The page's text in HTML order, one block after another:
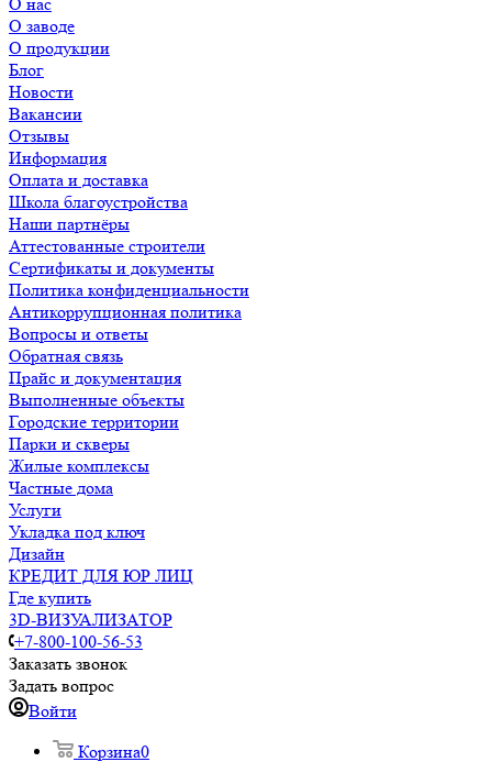
О заводе
О продукции
Блог
Новости
Вакансии
Отзывы
Информация
Оплата и доставка
Школа благоустройства
Наши партнёры
Аттестованные строители
Сертификаты и документы
Политика конфиденциальности
Антикоррупционная политика
Вопросы и ответы
Обратная связь
Прайс и документация
Выполненные объекты
Городские территории
Парки и скверы
Жилые комплексы
Частные дома
Услуги
Укладка под ключ
Дизайн
КРЕДИТ ДЛЯ ЮР ЛИЦ
Где купить
3D-ВИЗУАЛИЗАТОР
+7-800-100-56-53
Заказать звонок
Задать вопрос
Войти
Корзина0